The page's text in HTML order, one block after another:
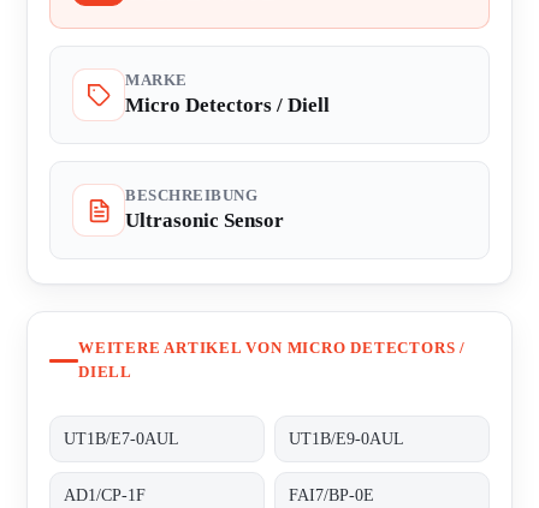
MARKE
Micro Detectors / Diell
BESCHREIBUNG
Ultrasonic Sensor
WEITERE ARTIKEL VON MICRO DETECTORS /
DIELL
UT1B/E7-0AUL UT1B/E9-0AUL
AD1/CP-1F FAI7/BP-0E